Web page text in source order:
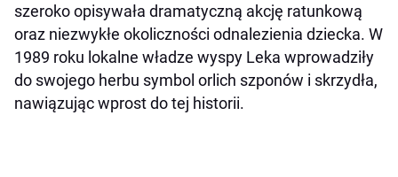
szeroko opisywała dramatyczną akcję ratunkową
oraz niezwykłe okoliczności odnalezienia dziecka. W
1989 roku lokalne władze wyspy Leka wprowadziły
do swojego herbu symbol orlich szponów i skrzydła,
nawiązując wprost do tej historii.